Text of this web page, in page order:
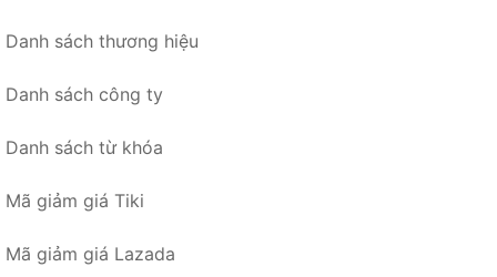
Danh sách thương hiệu
Danh sách công ty
Danh sách từ khóa
Mã giảm giá Tiki
Mã giảm giá Lazada